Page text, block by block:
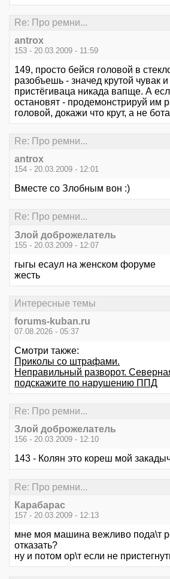
Re: Про ремни...
antrox
153 - 20.03.2009 - 11:59
149, просто бейся головой в
разобъешь - значед крутой чувак
пристёгиваца никада вапще. А
остановят - продемонстрируй им
головой, докажи что крут, а не
Re: Про ремни...
antrox
154 - 20.03.2009 - 12:01
Вместе со Злобным вон :)
Re: Про ремни...
Злой доброжелатель
155 - 20.03.2009 - 12:07
гыгы есаул на женском форуме
жесть
Интересные темы
forums-kuban.ru
07.08.2026 - 05:37
Смотри также:
Приколы со штрафами.
Неправильный разворот.
подскажите по нарушению ППД
Re: Про ремни...
Злой доброжелатель
156 - 20.03.2009 - 12:10
143 - Колян это кореш мой
Re: Про ремни...
Карабарас
157 - 20.03.2009 - 12:13
мне моя машина вежливо пода\т
отказать?
ну и потом ор\т если не